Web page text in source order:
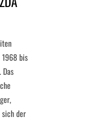
1968 bis
Das
der